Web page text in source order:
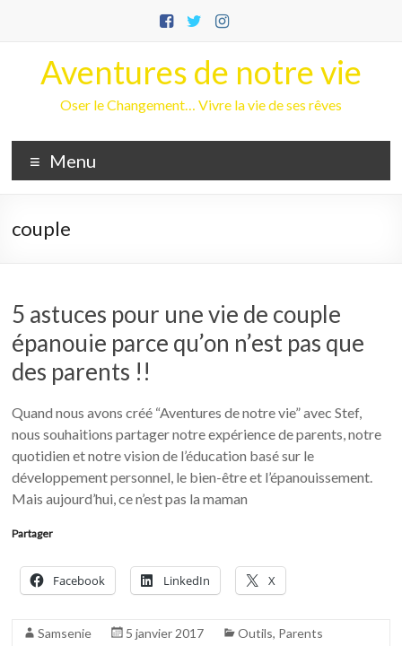
Aventures de notre vie
Oser le Changement… Vivre la vie de ses rêves
Menu
couple
5 astuces pour une vie de couple
épanouie parce qu’on n’est pas que
des parents !!
Quand nous avons créé “Aventures de notre vie” avec Stef,
nous souhaitions partager notre expérience de parents, notre
quotidien et notre vision de l’éducation basé sur le
développement personnel, le bien-être et l’épanouissement.
Mais aujourd’hui, ce n’est pas la maman
Partager
Facebook LinkedIn X
Samsenie 5 janvier 2017 Outils, Parents